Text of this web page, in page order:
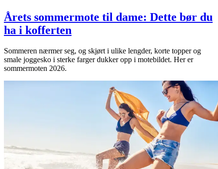
Årets sommermote til dame: Dette bør du
ha i kofferten
Sommeren nærmer seg, og skjørt i ulike lengder, korte topper og
smale joggesko i sterke farger dukker opp i motebildet. Her er
sommermoten 2026.